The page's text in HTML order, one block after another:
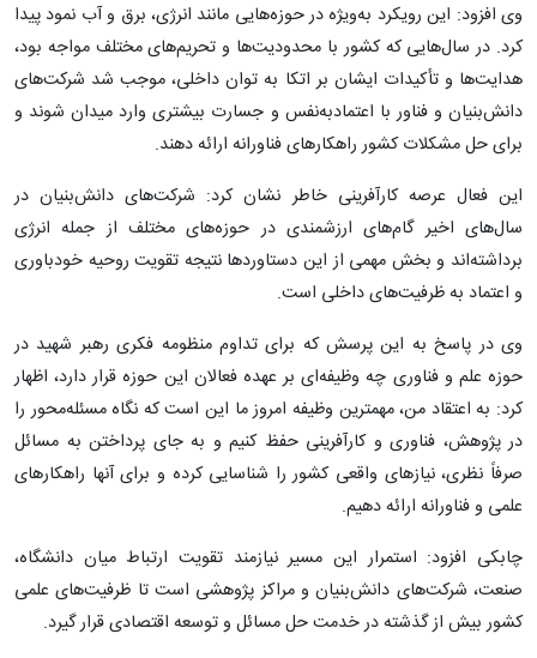
وی افزود: این رویکرد به‌ویژه در حوزه‌هایی مانند انرژی، برق و آب نمود پیدا
کرد. در سال‌هایی که کشور با محدودیت‌ها و تحریم‌های مختلف مواجه بود،
هدایت‌ها و تأکیدات ایشان بر اتکا به توان داخلی، موجب شد شرکت‌های
دانش‌بنیان و فناور با اعتمادبه‌نفس و جسارت بیشتری وارد میدان شوند و
برای حل مشکلات کشور راهکارهای فناورانه ارائه دهند.
این فعال عرصه کارآفرینی خاطر نشان کرد: شرکت‌های دانش‌بنیان در
سال‌های اخیر گام‌های ارزشمندی در حوزه‌های مختلف از جمله انرژی
برداشته‌اند و بخش مهمی از این دستاوردها نتیجه تقویت روحیه خودباوری
و اعتماد به ظرفیت‌های داخلی است.
وی در پاسخ به این پرسش که برای تداوم منظومه فکری رهبر شهید در
حوزه علم و فناوری چه وظیفه‌ای بر عهده فعالان این حوزه قرار دارد، اظهار
کرد: به اعتقاد من، مهمترین وظیفه امروز ما این است که نگاه مسئله‌محور را
در پژوهش، فناوری و کارآفرینی حفظ کنیم و به جای پرداختن به مسائل
صرفاً نظری، نیازهای واقعی کشور را شناسایی کرده و برای آنها راهکارهای
علمی و فناورانه ارائه دهیم.
چابکی افزود: استمرار این مسیر نیازمند تقویت ارتباط میان دانشگاه،
صنعت، شرکت‌های دانش‌بنیان و مراکز پژوهشی است تا ظرفیت‌های علمی
کشور بیش از گذشته در خدمت حل مسائل و توسعه اقتصادی قرار گیرد.